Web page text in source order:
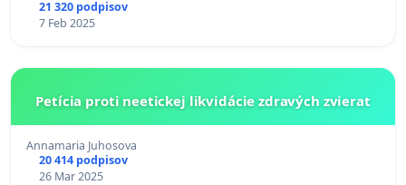
21 320 podpisov
7 Feb 2025
Petícia proti neetickej likvidácie zdravých zvierat
Annamaria Juhosova
20 414 podpisov
26 Mar 2025